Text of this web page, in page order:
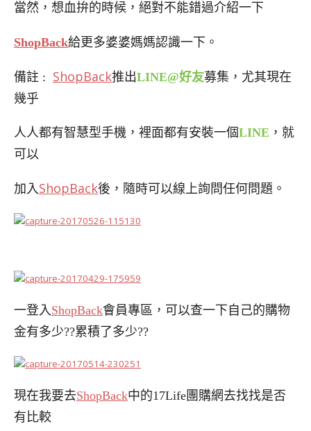
當然，想血拚的時候，絕對不能錯過介紹一下
ShopBack給更多婆婆媽媽認識一下。
備註 : ShopBack推出LINE@好友募集，尤其現在
幾乎
人人都有智慧型手機，裡面都有安裝一個LINE ，就
可以
加入ShopBack後，隨時可以線上詢問任何問題。
一登入ShopBack會員專區，可以查一下自己的購物
金有多少??累積了多少??
現在我要去ShopBack中的17Life團購網去找找是否
有比較